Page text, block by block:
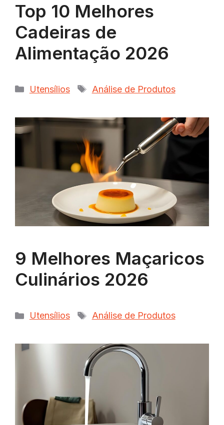
Top 10 Melhores
Cadeiras de
Alimentação 2026
Categorias
Utensílios Tags
Análise de Produtos
9 Melhores Maçaricos
Culinários 2026
Categorias
Utensílios Tags
Análise de Produtos